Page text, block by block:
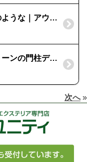
桜井市：キャンプ場のような｜アウトドアの楽しめるお庭づくり
三重県名張市：モノトーンの門柱デザイン｜RC打ちっ放しの門柱
次へ»